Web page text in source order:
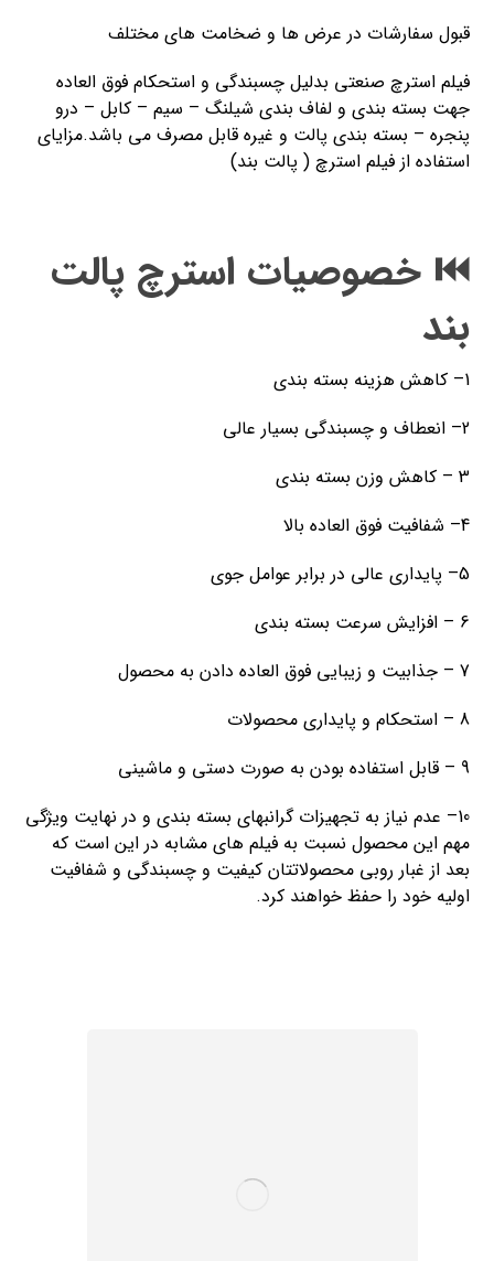
قبول سفارشات در عرض ها و ضخامت های مختلف
فیلم استرچ صنعتی بدلیل چسبندگی و استحکام فوق العاده
جهت بسته بندی و لفاف بندی شیلنگ – سیم – کابل – درو
پنجره – بسته بندی پالت و غیره قابل مصرف می باشد.مزایای
استفاده از فیلم استرچ ( پالت بند)
⏮️ خصوصیات استرچ پالت
بند
1– کاهش هزینه بسته بندی
2– انعطاف و چسبندگی بسیار عالی
3 – کاهش وزن بسته بندی
4– شفافیت فوق العاده بالا
5– پایداری عالی در برابر عوامل جوی
6 – افزایش سرعت بسته بندی
7 – جذابیت و زیبایی فوق العاده دادن به محصول
8 – استحکام و پایداری محصولات
9 – قابل استفاده بودن به صورت دستی و ماشینی
10– عدم نیاز به تجهیزات گرانبهای بسته بندی و در نهایت ویژگی
مهم این محصول نسبت به فیلم های مشابه در این است که
بعد از غبار روبی محصولاتتان کیفیت و چسبندگی و شفافیت
اولیه خود را حفظ خواهند کرد.